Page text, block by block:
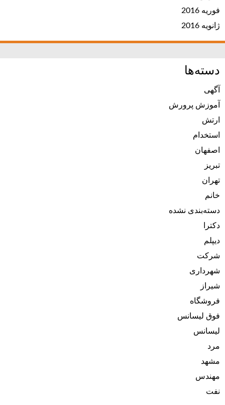
فوریه 2016
ژانویه 2016
دسته‌ها
آگهی
آموزش پرورش
ارتش
استخدام
اصفهان
تبریز
تهران
خانم
دسته‌بندی نشده
دکترا
دیپلم
شرکت
شهرداری
شیراز
فروشگاه
فوق لیسانس
لیسانس
مرد
مشهد
مهندس
نفت